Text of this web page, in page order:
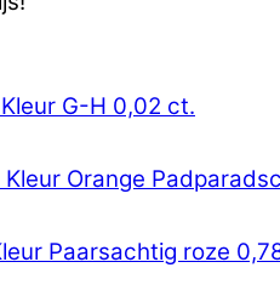
G-H 0,02 ct.
Orange
Paarsachtig roze